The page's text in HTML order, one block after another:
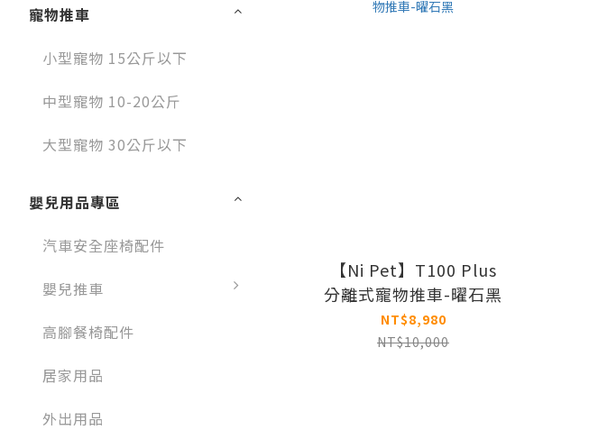
寵物推車
小型寵物 15公斤以下
中型寵物 10-20公斤
大型寵物 30公斤以下
嬰兒用品專區
汽車安全座椅配件
嬰兒推車
高腳餐椅配件
居家用品
外出用品
【Ni Pet】T100 Plus
分離式寵物推車-曜石黑
NT$8,980
NT$10,000